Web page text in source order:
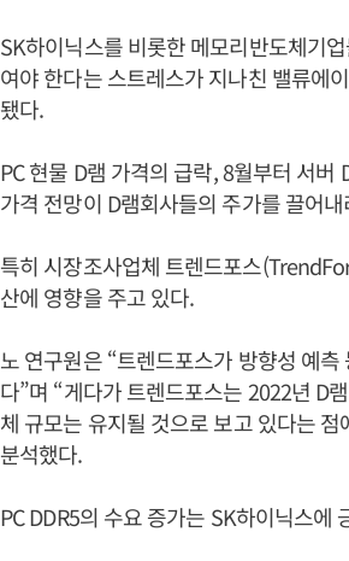
SK하이닉스를 비롯한 메모리반도체기
여야 한다는 스트레스가 지나친 밸류에
됐다.
PC 현물 D램 가격의 급락, 8월부터 서
가격 전망이 D램회사들의 주가를 끌어
특히 시장조사업체 트렌드포스
산에 영향을 주고 있다.
노 연구원은 “트렌드포스가 방향성 예
다”며 “게다가 트렌드포스는 2022년 D
체 규모는 유지될 것으로 보고 있다는
분석했다.
PC DDR5의 수요 증가는 SK하이닉스에